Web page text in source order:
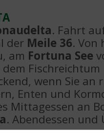
. Fahrt
der Meile 36. Von
am Fortuna See
dem
wenn Sie an
Enten und
Mittagessen an
. Abendessen